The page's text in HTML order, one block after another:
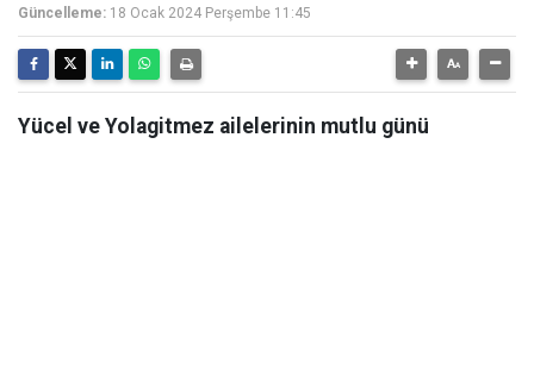
Güncelleme: 18 Ocak 2024 Perşembe 11:45
Yücel ve Yolagitmez ailelerinin mutlu günü